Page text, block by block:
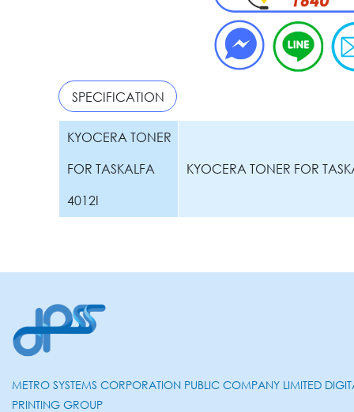
SPECIFICATION
KYOCERA TONER
FOR TASKALFA
4012I
KYOCERA TONER FOR
METRO SYSTEMS CORPORATION PUBLIC COMPANY LIMITED
PRINTING GROUP